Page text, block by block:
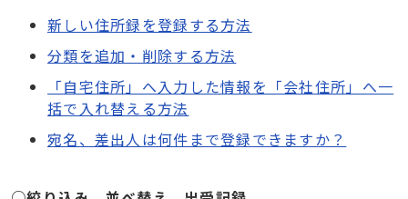
新しい住所録を登録する方法
分類を追加・削除する方法
「自宅住所」へ入力した情報を「会社住所」へ一
括で入れ替える方法
宛名、差出人は何件まで登録できますか？